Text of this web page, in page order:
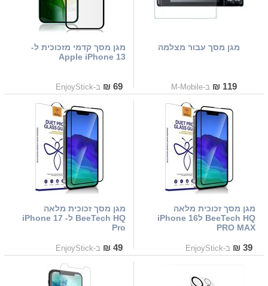
מגן מסך עבור מצלמה
119 ₪ ב-M-Mobile
מגן מסך קדמי מזכוכית ל-
Apple iPhone 13
69 ₪ ב-EnjoyStick
מגן מסך זכוכית מלאה
BeeTech HQ לiPhone 16
PRO MAX
39 ₪ ב-EnjoyStick
מגן מסך זכוכית מלאה
BeeTech HQ ל- iPhone 17
Pro
49 ₪ ב-EnjoyStick